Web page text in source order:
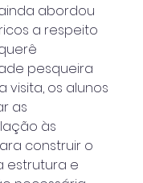
abordou
a respeito
pesqueira
visita, os alunos
as
às
construir o
estrutura e